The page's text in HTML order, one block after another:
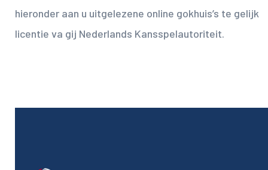
hieronder aan u uitgelezene online gokhuis’s te gelijk
licentie va gij Nederlands Kansspelautoriteit.